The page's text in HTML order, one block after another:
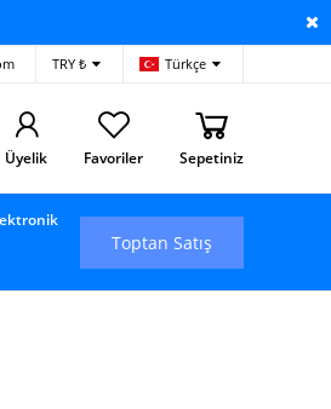
TRY ₺ Türkçe
Üyelik Favoriler Sepetiniz
Toptan Satış